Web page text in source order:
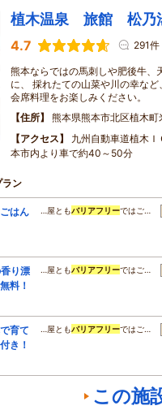
植木温泉 旅館 松乃
4.7 291件
熊本ならではの馬刺しや肥後牛、
に、 採れたての山菜や川の幸な
会席料理をお楽しみください。
住所
熊本県熊本市北区植木
アクセス
九州自動車道植木
本市内より車で約40～50分
ラン
はん
…屋ともバリアフリーではご…
り漂
料！
…屋ともバリアフリーではご…
育て
き！
…屋ともバリアフリーではご…
この施